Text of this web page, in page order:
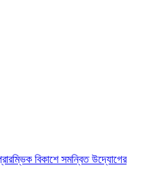
বিকাশে সমন্বিত উদ্যোগের